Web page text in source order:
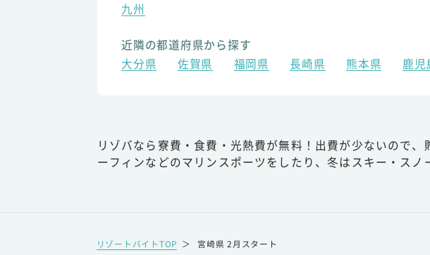
九州
近隣の都道府県から探す
大分県
佐賀県 福岡県 長崎県 熊本県 鹿児
リゾバなら寮費・食費・光熱費が無料！出費が少ないので
ーフィンなどのマリンスポーツをしたり、冬はスキー・ス
リゾートバイトTOP ＞ 宮崎県 2月スタート